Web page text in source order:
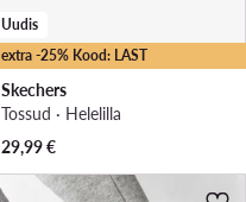
extra -25% Kood: LAST
Uudis
Skechers
Tossud · Helelilla
29,99€